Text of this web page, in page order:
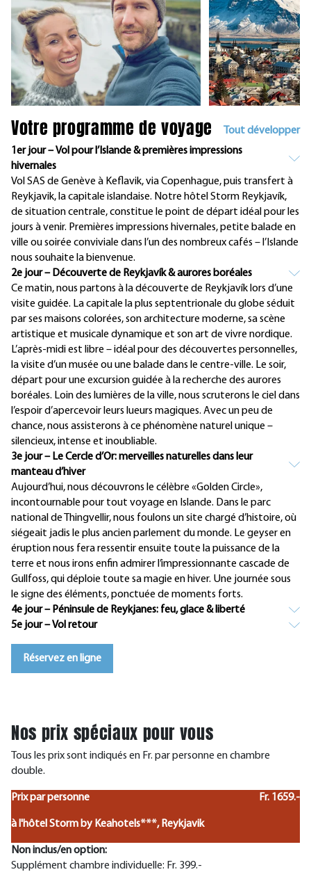
Votre programme de voyage
Tout développer
1er jour – Vol pour l’Islande & premières impressions
hivernales
Vol SAS de Genève à Keflavik, via Copenhague, puis transfert à
Reykjavik, la capitale islandaise. Notre hôtel Storm Reykjavík,
de situation centrale, constitue le point de départ idéal pour les
jours à venir. Premières impressions hivernales, petite balade en
ville ou soirée conviviale dans l’un des nombreux cafés – l’Islande
nous souhaite la bienvenue.
2e jour – Découverte de Reykjavík & aurores boréales
Ce matin, nous partons à la découverte de Reykjavík lors d’une
visite guidée. La capitale la plus septentrionale du globe séduit
par ses maisons colorées, son architecture moderne, sa scène
artistique et musicale dynamique et son art de vivre nordique.
L’après-midi est libre – idéal pour des découvertes personnelles,
la visite d’un musée ou une balade dans le centre-ville. Le soir,
départ pour une excursion guidée à la recherche des aurores
boréales. Loin des lumières de la ville, nous scruterons le ciel dans
l’espoir d’apercevoir leurs lueurs magiques. Avec un peu de
chance, nous assisterons à ce phénomène naturel unique –
silencieux, intense et inoubliable.
3e jour – Le Cercle d’Or: merveilles naturelles dans leur
manteau d’hiver
Aujourd’hui, nous découvrons le célèbre «Golden Circle»,
incontournable pour tout voyage en Islande. Dans le parc
national de Thingvellir, nous foulons un site chargé d’histoire, où
siégeait jadis le plus ancien parlement du monde. Le geyser en
éruption nous fera ressentir ensuite toute la puissance de la
terre et nous irons enfin admirer l’impressionnante cascade de
Gullfoss, qui déploie toute sa magie en hiver. Une journée sous
le signe des éléments, ponctuée de moments forts.
4e jour – Péninsule de Reykjanes: feu, glace & liberté
5e jour – Vol retour
Réservez en ligne
Nos prix spéciaux pour vous
Tous les prix sont indiqués en Fr. par personne en chambre
double.
Prix par personne Fr. 1659.-
à l'hôtel Storm by Keahotels***, Reykjavik
Non inclus/en option:
Supplément chambre individuelle: Fr. 399.-